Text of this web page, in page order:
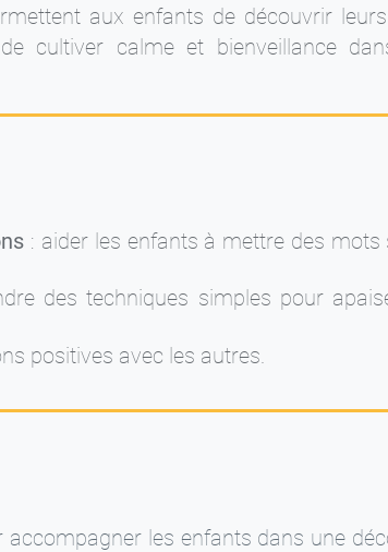
aux enfants de découvrir
cultiver calme et bienveillance
: aider les enfants à mettre des mots
des techniques simples pour
positives avec les autres.
les enfants dans une